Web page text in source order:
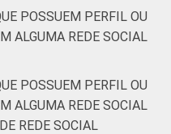
POSSUEM PERFIL OU
ALGUMA REDE SOCIAL
POSSUEM PERFIL OU
ALGUMA REDE SOCIAL
REDE SOCIAL